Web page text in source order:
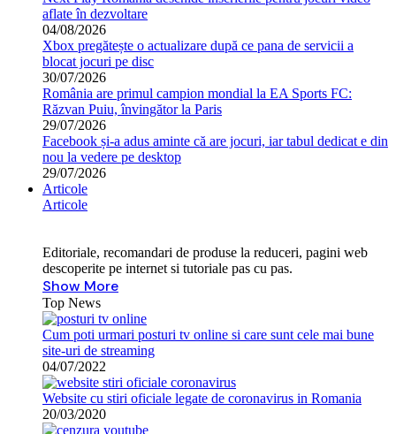
aflate în dezvoltare
04/08/2026
Xbox pregătește o actualizare după ce pana de servicii a
blocat jocuri pe disc
30/07/2026
România are primul campion mondial la EA Sports FC:
Răzvan Puiu, învingător la Paris
29/07/2026
Facebook și-a adus aminte că are jocuri, iar tabul dedicat e din
nou la vedere pe desktop
29/07/2026
Articole
Articole
Editoriale, recomandari de produse la reduceri, pagini web
descoperite pe internet si tutoriale pas cu pas.
Show More
Top News
Cum poti urmari posturi tv online si care sunt cele mai bune
site-uri de streaming
04/07/2022
Website cu stiri oficiale legate de coronavirus in Romania
20/03/2020